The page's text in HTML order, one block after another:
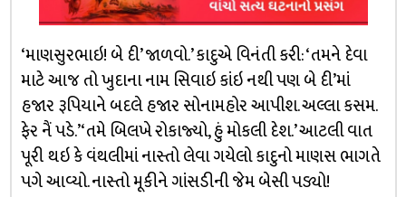
‘માણસુરભાઇ! બે દી’ જાળવો.’ કાદુએ વિનંતી કરી: ‘તમને દેવા
માટે આજ તો ખુદાના નામ સિવાઇ કાંઇ નથી પણ બે દી’માં
હજાર રૂપિયાને બદલે હજાર સોનામહોર આપીશ. અલ્લા કસમ.
ફેર નૈં પડે.’ ‘તમે બિલખે રોકાજ્યો, હું મોકલી દેશ.’ આટલી વાત
પૂરી થઇ કે વંથલીમાં નાસ્તો લેવા ગયેલો કાદુનો માણસ ભાગતે
પગે આવ્યો. નાસ્તો મૂકીને ગાંસડીની જેમ બેસી પડ્યો!